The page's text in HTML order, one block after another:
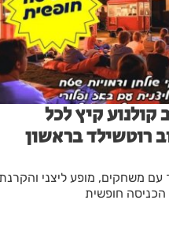
קולנוע קיץ לכל
רוטשילד בראשון
עם משחקים, מופע ליצני והקרנת
חופשית